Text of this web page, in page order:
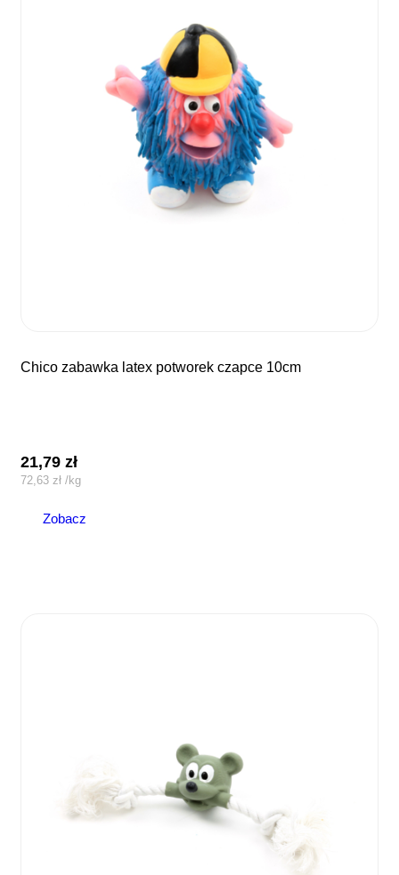
chico zabawka latex potworek czapce 10cm
21,79zł
72,63 zł /kg
Zobacz